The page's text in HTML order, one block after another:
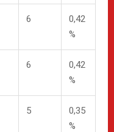
6
0,42
%
6
0,42
%
5
0,35
%